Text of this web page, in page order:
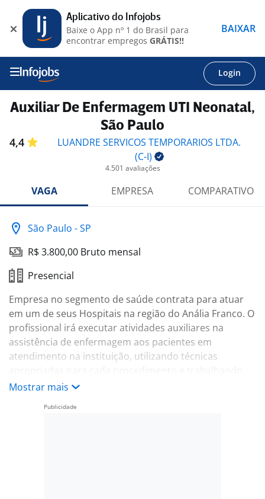
Login
Auxiliar De Enfermagem UTI Neonatal,
São Paulo
4,4
LUANDRE SERVICOS TEMPORARIOS LTDA.
(C-I)
4.501 avaliações
VAGA EMPRESA COMPARATIVO
São Paulo - SP
R$ 3.800,00 Bruto mensal
Presencial
Empresa no segmento de saúde contrata para atuar
em um de seus Hospitais na região do Anália Franco. O
profissional irá executar atividades auxiliares na
assistência de enfermagem aos pacientes em
atendimento na instituição, utilizando técnicas
conforme as boas práticas, normas e procedimentos
estabelecidas pelo Conselho de Classe, contribuindo
Mostrar mais
Aplicativo do Infojobs
Baixe o App nº 1 do Brasil para
encontrar empregos GRÁTIS!!
BAIXAR